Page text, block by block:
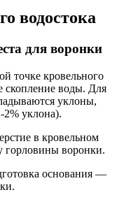
водостока
для воронки
точке кровельного
скопление воды. Для
уклоны,
уклона).
в кровельном
горловины воронки.
основания —